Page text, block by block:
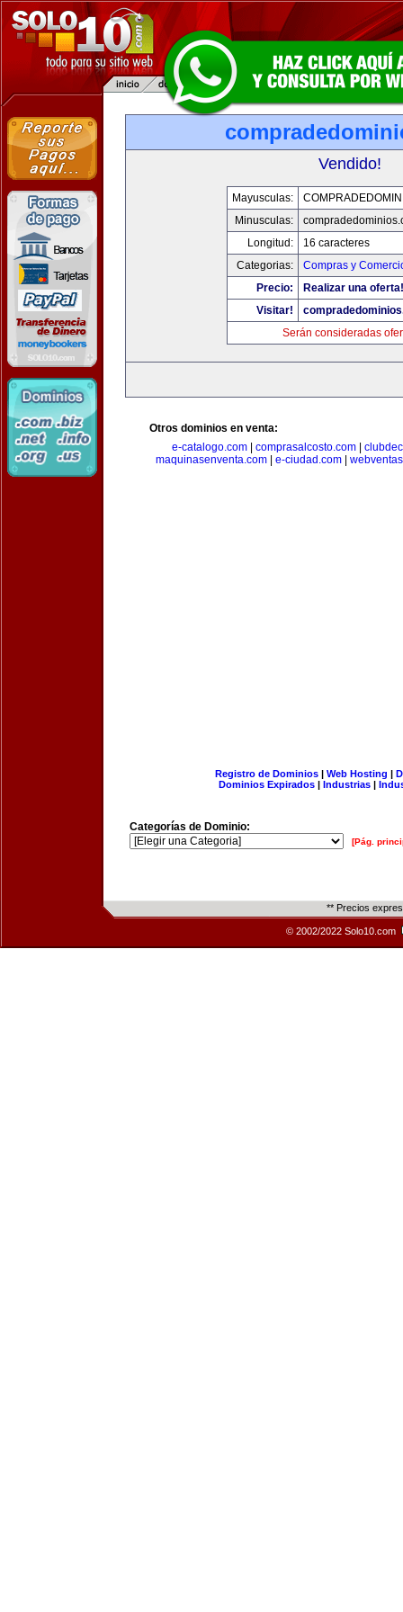
Vendido!
Mayusculas:
Minusculas:
Longitud:
16 caracteres
Categorias:
Compras y
Precio:
Realizar una oferta!
Visitar!
Serán consideradas
Otros dominios en venta:
e-catalogo.com
comprasalcosto.com
maquinasenventa.com
e-ciudad.com
Registro de Dominios| Web Hosting |
Dominios Expirados | Industrias |
Categorías de Dominio:
[Pág.
** Precios
© 2002/2022 Solo10.com